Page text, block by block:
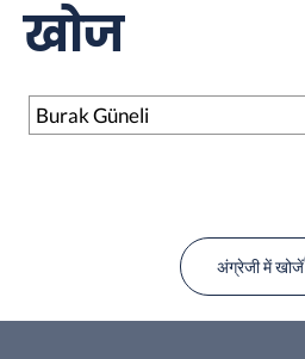
खोज
खोज
अंग्रेजी में खोजें